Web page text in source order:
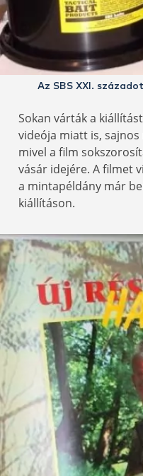
Az SBS XXI.
Sokan várták a
videója miatt is,
mivel a film
vásár idejére. A filmet
a mintapéldány már
kiállításon.